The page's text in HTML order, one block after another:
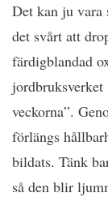
Det kan ju vara
det svårt att
färdigblandad
jordbruksverket
veckorna”.
förlängs
bildats. Tänk
så den blir